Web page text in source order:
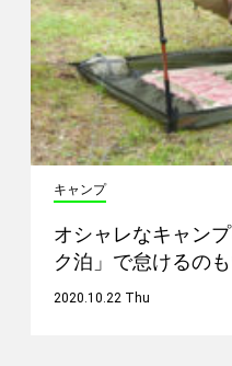
キャンプ
オシャレなキャン
ク泊」で怠けるの
2020.10.22 Thu